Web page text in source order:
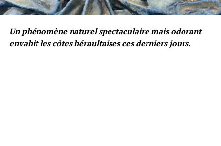
Un phénomène naturel spectaculaire mais odorant
envahit les côtes héraultaises ces derniers jours.